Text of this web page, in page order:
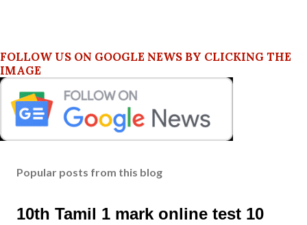
FOLLOW US ON GOOGLE NEWS BY CLICKING THE
IMAGE
Popular posts from this blog
10th Tamil 1 mark online test 10